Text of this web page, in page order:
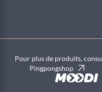
Pour plus de produits,
Pingpongshop